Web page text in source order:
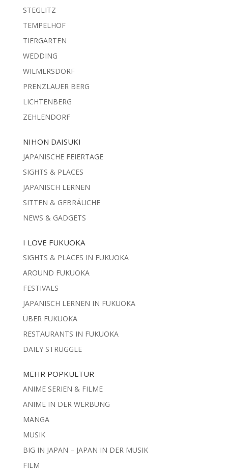
STEGLITZ
TEMPELHOF
TIERGARTEN
WEDDING
WILMERSDORF
PRENZLAUER BERG
LICHTENBERG
ZEHLENDORF
NIHON DAISUKI
JAPANISCHE FEIERTAGE
SIGHTS & PLACES
JAPANISCH LERNEN
SITTEN & GEBRÄUCHE
NEWS & GADGETS
I LOVE FUKUOKA
SIGHTS & PLACES IN FUKUOKA
AROUND FUKUOKA
FESTIVALS
JAPANISCH LERNEN IN FUKUOKA
ÜBER FUKUOKA
RESTAURANTS IN FUKUOKA
DAILY STRUGGLE
MEHR POPKULTUR
ANIME SERIEN & FILME
ANIME IN DER WERBUNG
MANGA
MUSIK
BIG IN JAPAN – JAPAN IN DER MUSIK
FILM